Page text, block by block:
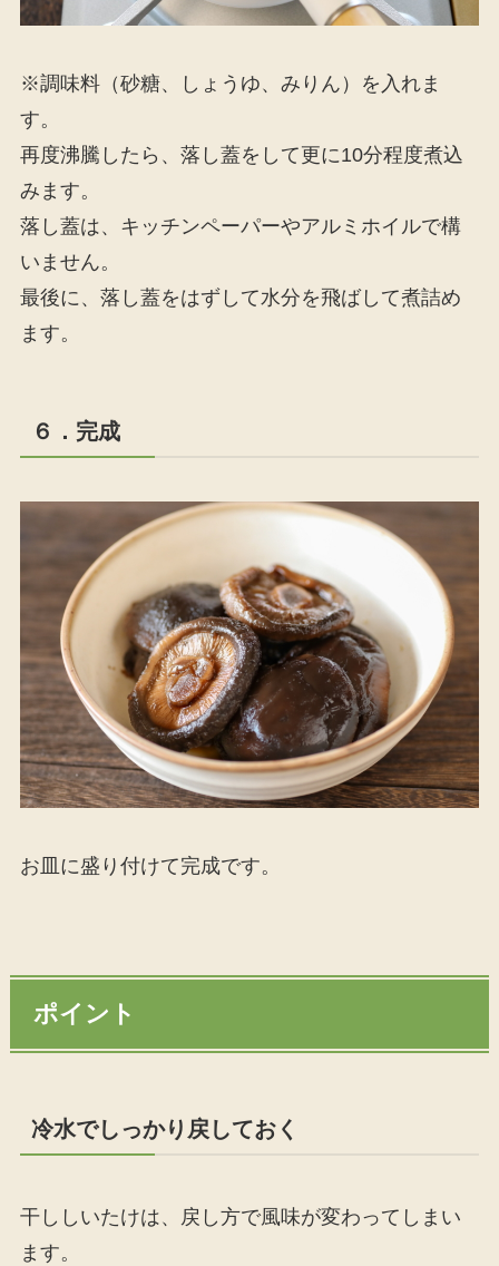
※調味料（砂糖、しょうゆ、みりん）を入れま
す。
再度沸騰したら、落し蓋をして更に10分程度煮込
みます。
落し蓋は、キッチンペーパーやアルミホイルで構
いません。
最後に、落し蓋をはずして水分を飛ばして煮詰め
ます。
６．完成
お皿に盛り付けて完成です。
ポイント
冷水でしっかり戻しておく
干ししいたけは、戻し方で風味が変わってしまい
ます。